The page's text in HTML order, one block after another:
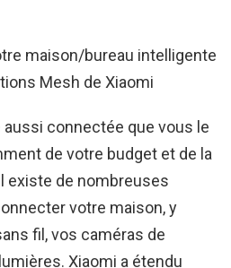
maison/bureau intelligente
Mesh de Xiaomi
connectée que vous le
de votre budget et de la
existe de nombreuses
votre maison, y
fil, vos caméras de
Xiaomi a étendu